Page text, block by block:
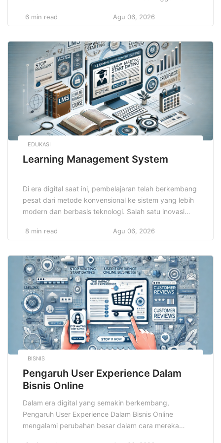
memadukan berbagai metode yang membuat proses
optimal. Dengan memanfaatkan teknik ini, pelajar
dapat meningkatkan motivasi serta kemampuan
berpikir kritis. Teknik […]
6 min read Agu 06, 2026
EDUKASI
Learning Management System
Di era digital saat ini, pembelajaran telah berkembang
pesat dari metode konvensional ke sistem yang lebih
modern dan berbasis teknologi. Salah satu inovasi
adalah Learning Management System, yang
untuk mengelola, menyampaikan, serta melacak
pembelajaran secara efisien. Namun, dengan
kemudahan yang diberikan oleh teknologi, juga […]
8 min read Agu 06, 2026
BISNIS
Pengaruh User Experience Dalam
Bisnis Online
Dalam era digital yang semakin berkembang,
Pengaruh User Experience Dalam Bisnis Online
mengalami perubahan besar dalam cara mereka